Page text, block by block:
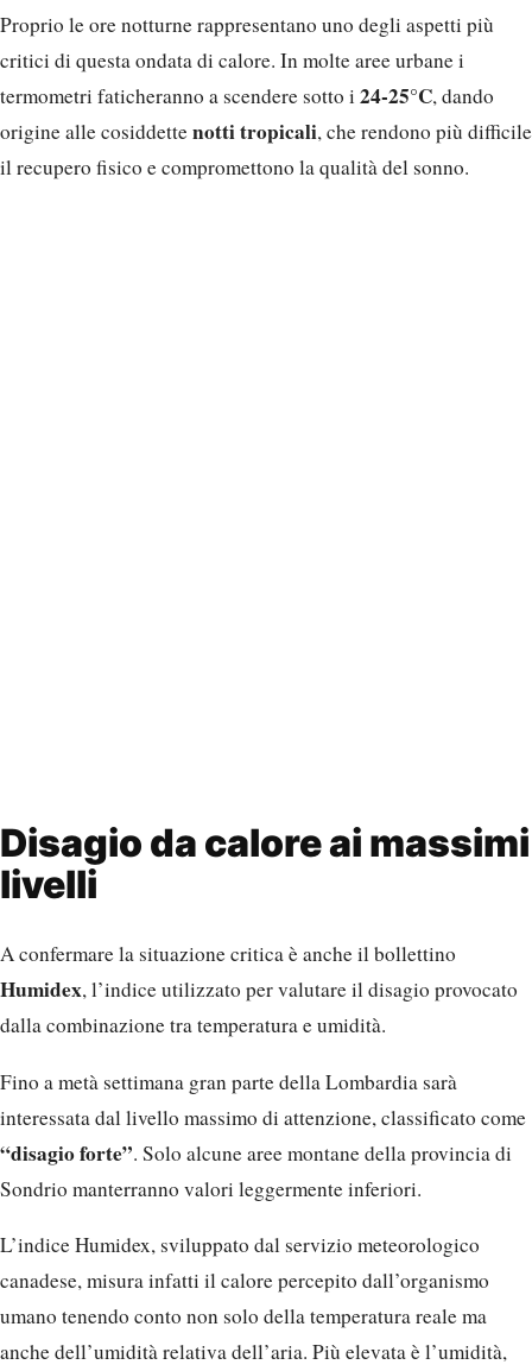
Proprio le ore notturne rappresentano uno degli aspetti più
critici di questa ondata di calore. In molte aree urbane i
termometri faticheranno a scendere sotto i 24-25°C, dando
origine alle cosiddettenotti tropicali, che rendono più difficile
il recupero fisico e compromettono la qualità del sonno.
Disagio da calore ai massimi
livelli
A confermare la situazione critica è anche il bollettino
Humidex, l’indice utilizzato per valutare il disagio provocato
dalla combinazione tra temperatura e umidità.
Fino a metà settimana gran parte della Lombardia sarà
interessata dal livello massimo di attenzione, classificato come
“disagio forte”. Solo alcune aree montane della provincia di
Sondrio manterranno valori leggermente inferiori.
L’indice Humidex, sviluppato dal servizio meteorologico
canadese, misura infatti il calore percepito dall’organismo
umano tenendo conto non solo della temperatura reale ma
anche dell’umidità relativa dell’aria. Più elevata è l’umidità,